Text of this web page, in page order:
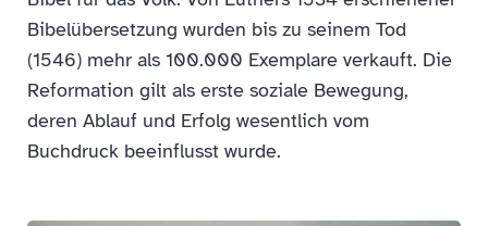
Bibelübersetzung wurden bis zu seinem Tod
(1546) mehr als 100.000 Exemplare verkauft. Die
Reformation gilt als erste soziale Bewegung,
deren Ablauf und Erfolg wesentlich vom
Buchdruck beeinflusst wurde.